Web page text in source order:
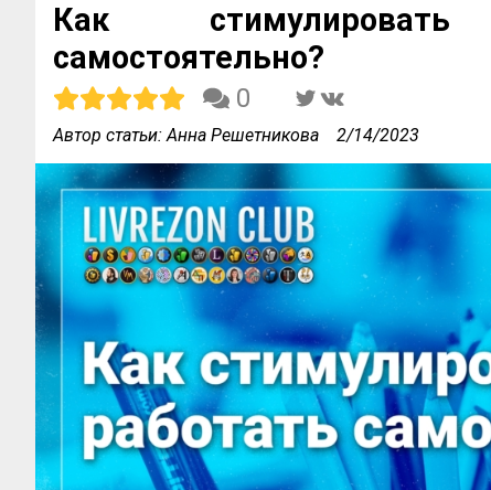
Как
самостоятельно?
0
Автор статьи: Анна Решетникова 2/14/2023